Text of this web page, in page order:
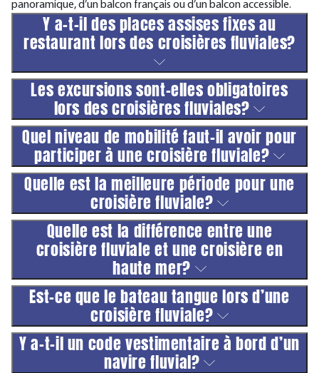
panoramique, d’un balcon français ou d’un balcon accessible.
Y a-t-il des places assises fixes au
restaurant lors des croisières fluviales?
Les excursions sont-elles obligatoires
lors des croisières fluviales?
Quel niveau de mobilité faut-il avoir pour
participer à une croisière fluviale?
Quelle est la meilleure période pour une
croisière fluviale?
Quelle est la différence entre une
croisière fluviale et une croisière en
haute mer?
Est-ce que le bateau tangue lors d’une
croisière fluviale?
Y a-t-il un code vestimentaire à bord d’un
navire fluvial?